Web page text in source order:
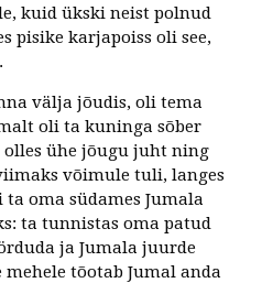
kuid ükski neist polnud
pisike karjapoiss oli see,
välja jõudis, oli tema
oli ta kuninga sõber
ühe jõugu juht ning
võimule tuli, langes
oma südames Jumala
ta tunnistas oma patud
ja Jumala juurde
tõotab Jumal anda